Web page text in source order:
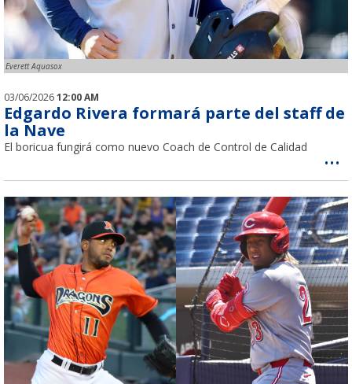
Everett Aquasox
03/06/202612:00 AM
Edgardo Rivera formará parte del staff de
la Nave
El boricua fungirá como nuevo Coach de Control de Calidad ...